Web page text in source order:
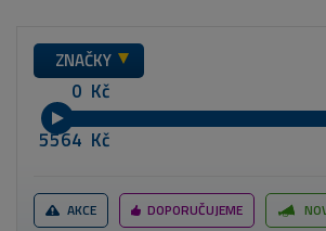
ZNAČKY
Kč
Kč
AKCE DOPORUČUJEME